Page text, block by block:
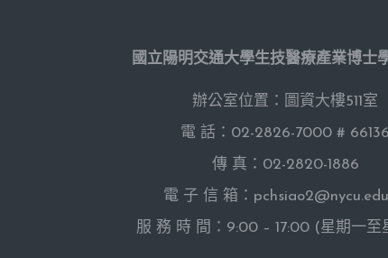
國立陽明交通大學生技醫療產業博士
辦公室位置：圖資大樓511室
電 話：02-2826-7000 # 66136
傳 真：02-2820-1886
電 子 信 箱：
服 務 時 間：9:00 – 17:00 (星期一至